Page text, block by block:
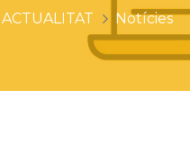
ACTUALITAT Notícies